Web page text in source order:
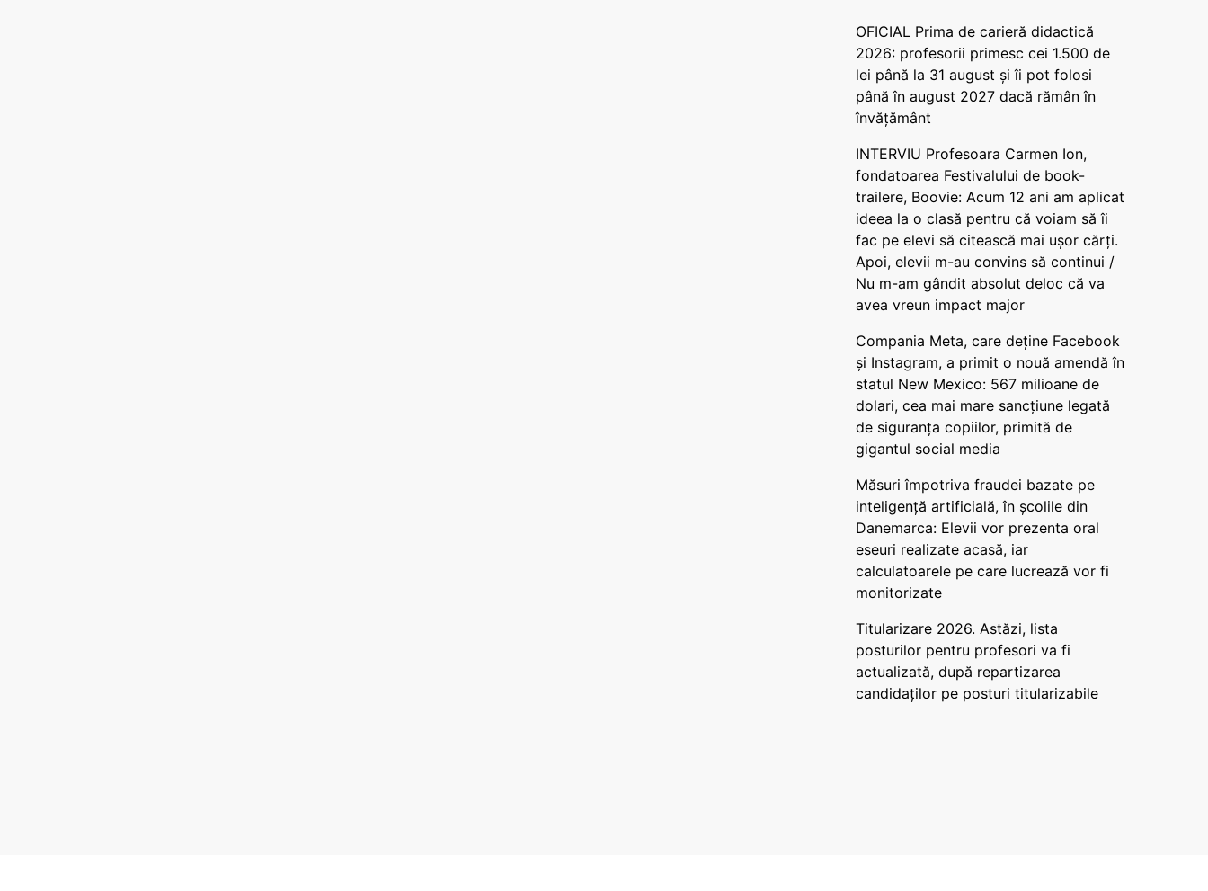
OFICIAL Prima de carieră didactică
2026: profesorii primesc cei 1.500 de
lei până la 31 august și îi pot folosi
până în august 2027 dacă rămân în
învățământ
INTERVIU Profesoara Carmen Ion,
fondatoarea Festivalului de book-
trailere, Boovie: Acum 12 ani am aplicat
ideea la o clasă pentru că voiam să îi
fac pe elevi să citească mai ușor cărți.
Apoi, elevii m-au convins să continui /
Nu m-am gândit absolut deloc că va
avea vreun impact major
Compania Meta, care deține Facebook
și Instagram, a primit o nouă amendă în
statul New Mexico: 567 milioane de
dolari, cea mai mare sancțiune legată
de siguranța copiilor, primită de
gigantul social media
Măsuri împotriva fraudei bazate pe
inteligență artificială, în școlile din
Danemarca: Elevii vor prezenta oral
eseuri realizate acasă, iar
calculatoarele pe care lucrează vor fi
monitorizate
Titularizare 2026. Astăzi, lista
posturilor pentru profesori va fi
actualizată, după repartizarea
candidaților pe posturi titularizabile